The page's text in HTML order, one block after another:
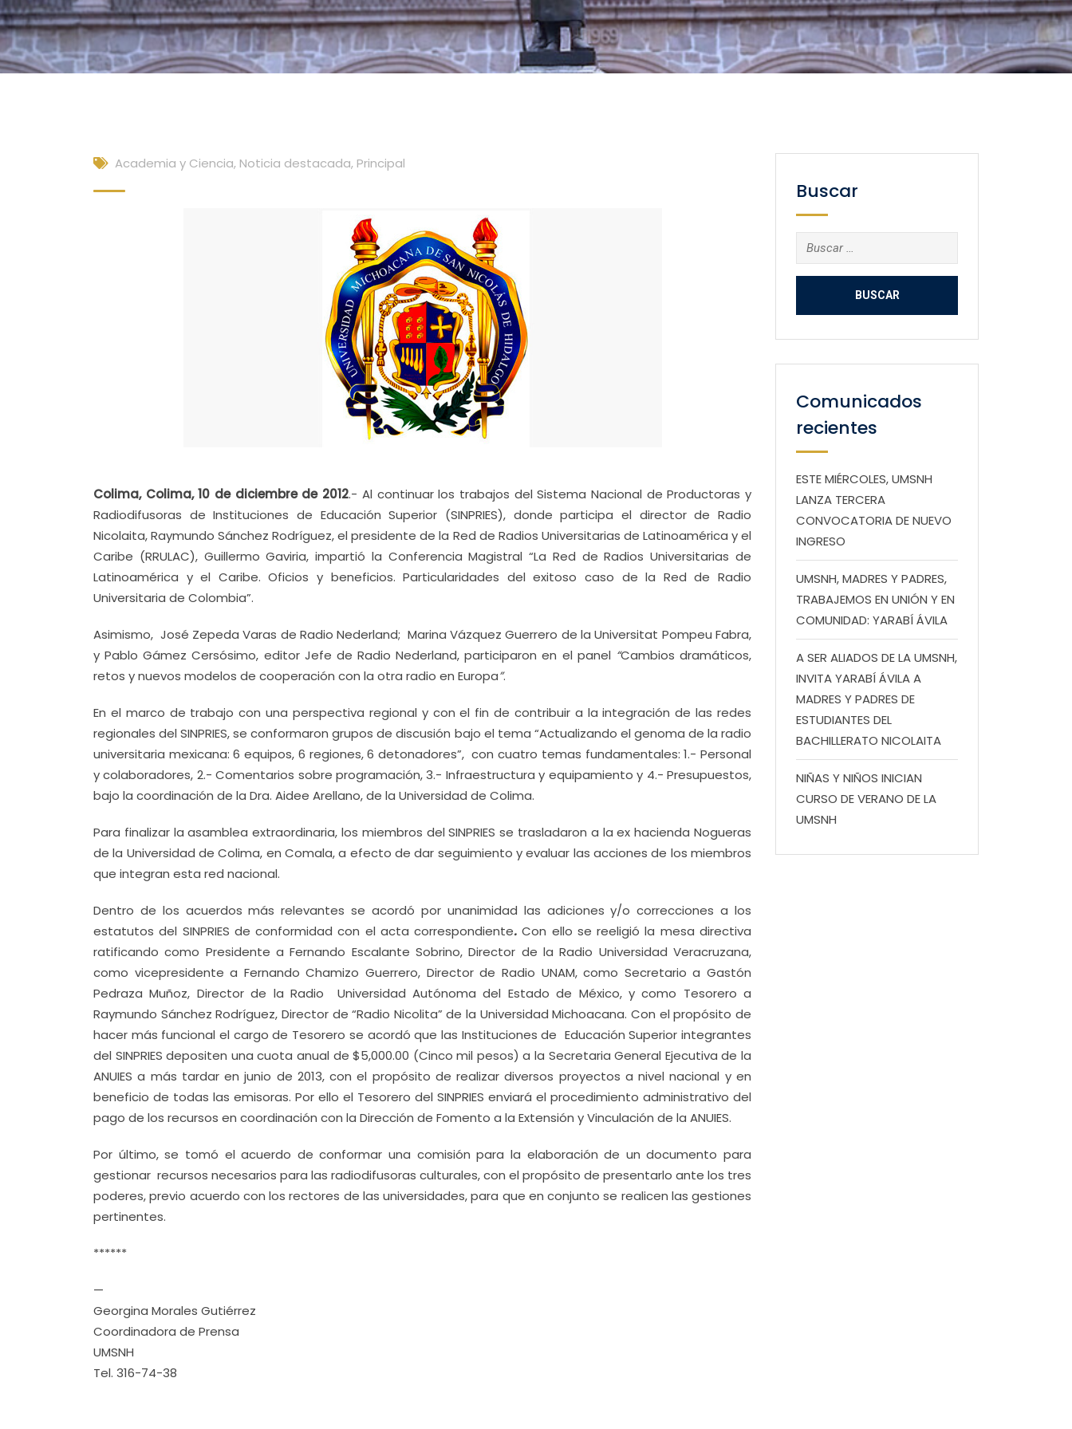
Academia y Ciencia, Noticia destacada, Principal
Colima, Colima, 10 de diciembre de 2012.- Al continuar los trabajos del Sistema Nacional de Productoras y
Radiodifusoras de Instituciones de Educación Superior (SINPRIES), donde participa el director de Radio
Nicolaita, Raymundo Sánchez Rodríguez, el presidente de la Red de Radios Universitarias de Latinoamérica y el
Caribe (RRULAC), Guillermo Gaviria, impartió la Conferencia Magistral “La Red de Radios Universitarias de
Latinoamérica y el Caribe. Oficios y beneficios. Particularidades del exitoso caso de la Red de Radio
Universitaria de Colombia”.
Asimismo, José Zepeda Varas de Radio Nederland; Marina Vázquez Guerrero de la Universitat Pompeu Fabra,
y Pablo Gámez Cersósimo, editor Jefe de Radio Nederland, participaron en el panel “Cambios dramáticos,
retos y nuevos modelos de cooperación con la otra radio en Europa”.
En el marco de trabajo con una perspectiva regional y con el fin de contribuir a la integración de las redes
regionales del SINPRIES, se conformaron grupos de discusión bajo el tema “Actualizando el genoma de la radio
universitaria mexicana: 6 equipos, 6 regiones, 6 detonadores”, con cuatro temas fundamentales: 1.- Personal
y colaboradores, 2.- Comentarios sobre programación, 3.- Infraestructura y equipamiento y 4.- Presupuestos,
bajo la coordinación de la Dra. Aidee Arellano, de la Universidad de Colima.
Para finalizar la asamblea extraordinaria, los miembros del SINPRIES se trasladaron a la ex hacienda Nogueras
de la Universidad de Colima, en Comala, a efecto de dar seguimiento y evaluar las acciones de los miembros
que integran esta red nacional.
Dentro de los acuerdos más relevantes se acordó por unanimidad las adiciones y/o correcciones a los
estatutos del SINPRIES de conformidad con el acta correspondiente. Con ello se reeligió la mesa directiva
ratificando como Presidente a Fernando Escalante Sobrino, Director de la Radio Universidad Veracruzana,
como vicepresidente a Fernando Chamizo Guerrero, Director de Radio UNAM, como Secretario a Gastón
Pedraza Muñoz, Director de la Radio Universidad Autónoma del Estado de México, y como Tesorero a
Raymundo Sánchez Rodríguez, Director de “Radio Nicolita” de la Universidad Michoacana. Con el propósito de
hacer más funcional el cargo de Tesorero se acordó que las Instituciones de Educación Superior integrantes
del SINPRIES depositen una cuota anual de $5,000.00 (Cinco mil pesos) a la Secretaria General Ejecutiva de la
ANUIES a más tardar en junio de 2013, con el propósito de realizar diversos proyectos a nivel nacional y en
beneficio de todas las emisoras. Por ello el Tesorero del SINPRIES enviará el procedimiento administrativo del
pago de los recursos en coordinación con la Dirección de Fomento a la Extensión y Vinculación de la ANUIES.
Por último, se tomó el acuerdo de conformar una comisión para la elaboración de un documento para
gestionar recursos necesarios para las radiodifusoras culturales, con el propósito de presentarlo ante los tres
poderes, previo acuerdo con los rectores de las universidades, para que en conjunto se realicen las gestiones
pertinentes.
******
—
Georgina Morales Gutiérrez
Coordinadora de Prensa
UMSNH
Tel. 316-74-38
Buscar
Buscar:
Comunicados
recientes
ESTE MIÉRCOLES, UMSNH
LANZA TERCERA
CONVOCATORIA DE NUEVO
INGRESO
UMSNH, MADRES Y PADRES,
TRABAJEMOS EN UNIÓN Y EN
COMUNIDAD: YARABÍ ÁVILA
A SER ALIADOS DE LA UMSNH,
INVITA YARABÍ ÁVILA A
MADRES Y PADRES DE
ESTUDIANTES DEL
BACHILLERATO NICOLAITA
NIÑAS Y NIÑOS INICIAN
CURSO DE VERANO DE LA
UMSNH